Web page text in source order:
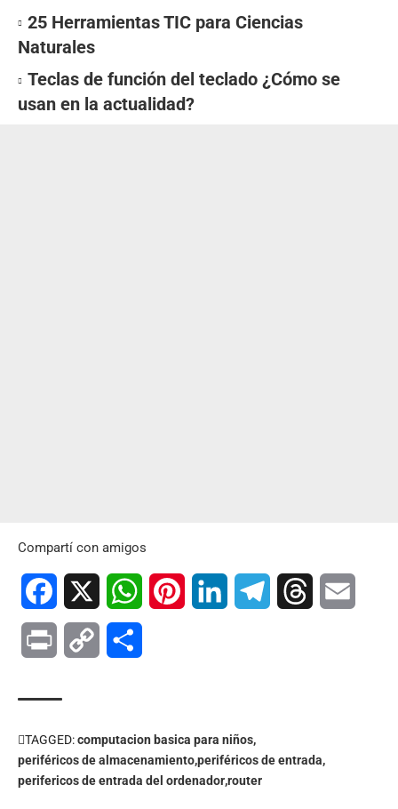
25 Herramientas TIC para Ciencias
Naturales
Teclas de función del teclado ¿Cómo se
usan en la actualidad?
Compartí con amigos
Facebook WhatsAppPinterest LinkedIn TelegramThreads
Print Copy
TAGGED:computacion basica para niños
periféricos de almacenamientoperiféricos de entrada
perifericos de entrada del ordenadorrouter